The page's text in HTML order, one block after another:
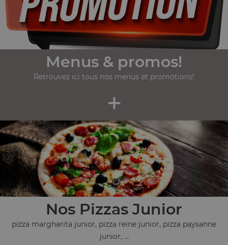
Menus & promos!
Retrouvez ici tous nos menus et promotions!
+
Nos Pizzas Junior
pizza margharita junior, pizza reine junior, pizza paysanne
junior, ...